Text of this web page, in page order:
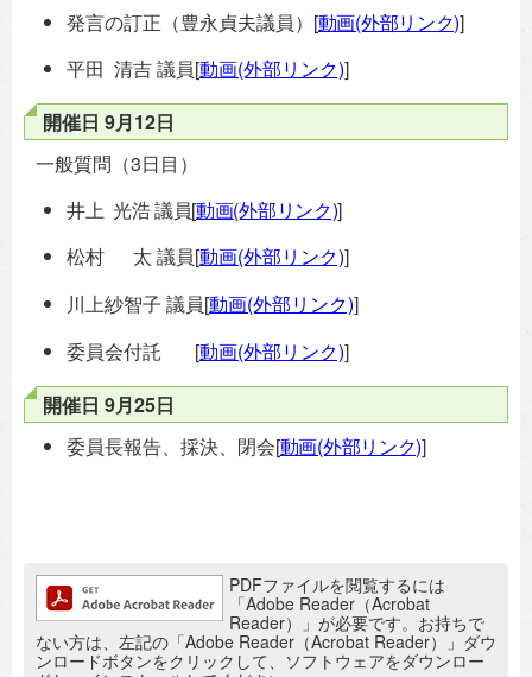
発言の訂正（豊永貞夫議員） [動画(外部リンク)]
平田 清吉 議員[動画(外部リンク)]
開催日 9月12日
一般質問（3日目）
井上 光浩 議員[動画(外部リンク)]
松村 太 議員[動画(外部リンク)]
川上紗智子 議員[動画(外部リンク)]
委員会付託 [動画(外部リンク)]
開催日 9月25日
委員長報告、採決、閉会[動画(外部リンク)]
追加情報：PDFファイルPDFファイルを閲覧するには
「Adobe Reader（Acrobat
Reader）」が必要です。お持ちで
ない方は、左記の「Adobe Reader（Acrobat Reader）」ダウ
ンロードボタンをクリックして、ソフトウェアをダウンロー